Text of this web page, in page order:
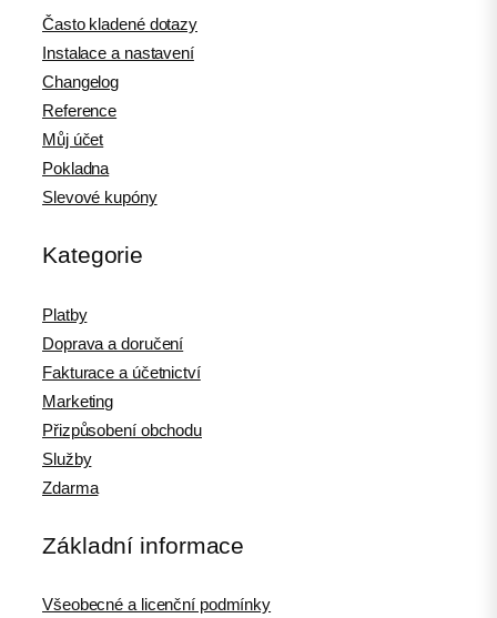
Často kladené dotazy
Instalace a nastavení
Changelog
Reference
Můj účet
Pokladna
Slevové kupóny
Kategorie
Platby
Doprava a doručení
Fakturace a účetnictví
Marketing
Přizpůsobení obchodu
Služby
Zdarma
Základní informace
Všeobecné a licenční podmínky